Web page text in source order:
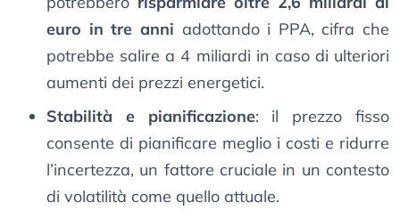
euro in tre anni adottando i PPA, cifra che
potrebbe salire a 4 miliardi in caso di ulteriori
aumenti dei prezzi energetici.
Stabilità e pianificazione: il prezzo fisso
consente di pianificare meglio i costi e ridurre
l’incertezza, un fattore cruciale in un contesto
di volatilità come quello attuale.